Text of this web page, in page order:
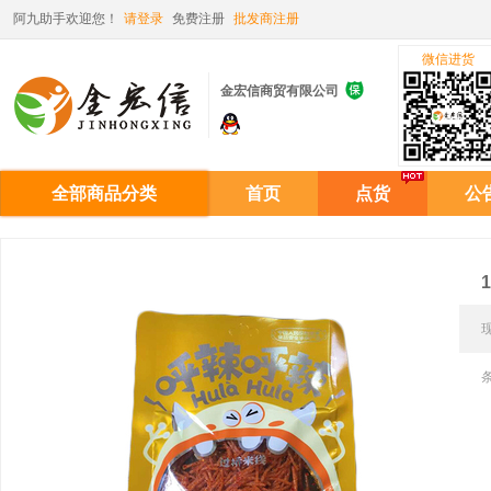
阿九助手欢迎您！ 请登录 免费注册 批发商注册
金宏信商贸有限公司 
微信进货
全部商品分类 首页 点货 公